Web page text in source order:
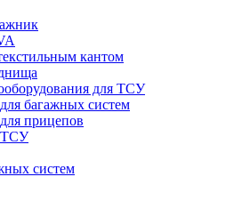
кантом
для ТСУ
багажных систем
прицепов
ТСУ
систем